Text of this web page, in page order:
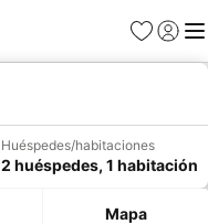
Favoritos
Iniciar
Huéspedes/habitaciones
2 huéspedes, 1 habitación
Mapa